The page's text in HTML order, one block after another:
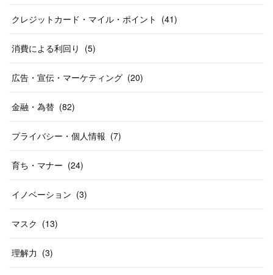
クレジットカード・マイル・ポイント (41)
消費による利回り (5)
広告・宣伝・マーケティング (20)
金融・為替 (82)
プライバシー・個人情報 (7)
育ち・マナー (24)
イノベーション (3)
マスク (13)
理解力 (3)